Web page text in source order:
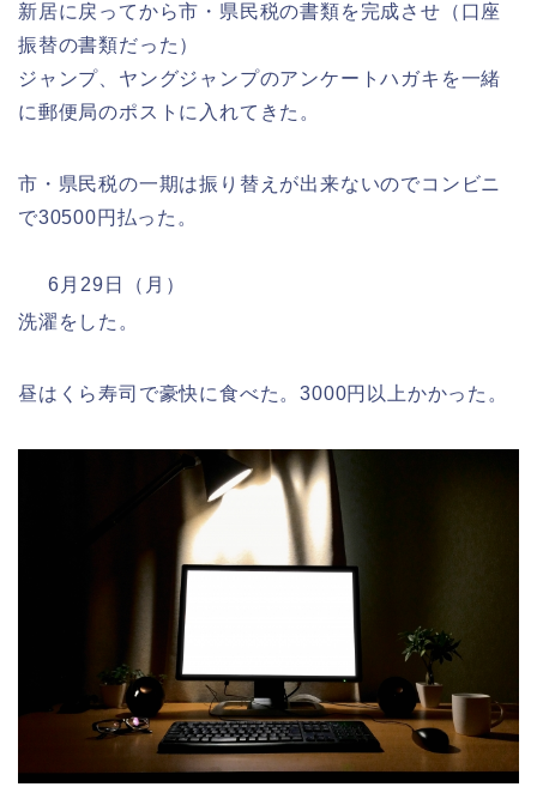
新居に戻ってから市・県民税の書類を完成させ（口座
振替の書類だった）
ジャンプ、ヤングジャンプのアンケートハガキを一緒
に郵便局のポストに入れてきた。
市・県民税の一期は振り替えが出来ないのでコンビニ
で30500円払った。
6月29日（月）
洗濯をした。
昼はくら寿司で豪快に食べた。3000円以上かかった。